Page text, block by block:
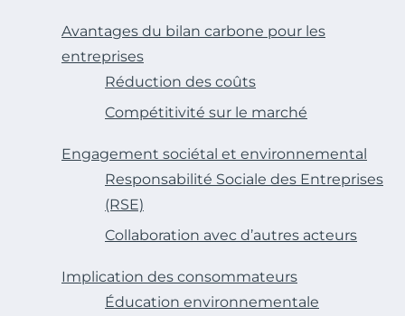
Avantages du bilan carbone pour les
entreprises
Réduction des coûts
Compétitivité sur le marché
Engagement sociétal et environnemental
Responsabilité Sociale des Entreprises
(RSE)
Collaboration avec d’autres acteurs
Implication des consommateurs
Éducation environnementale